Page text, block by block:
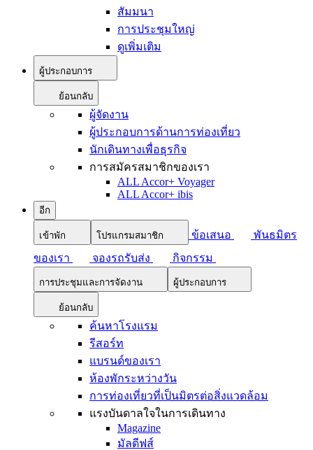
สัมมนา
การประชุมใหญ่
ดูเพิ่มเติม
ผู้ประกอบการ
ย้อนกลับ
ผู้จัดงาน
ผู้ประกอบการด้านการท่องเที่ยว
นักเดินทางเพื่อธุรกิจ
การสมัครสมาชิกของเรา
ALL Accor+ Voyager
ALL Accor+ ibis
อีก
เข้าพัก โปรแกรมสมาชิก ข้อเสนอ
พันธมิตร
ของเรา
จองรถรับส่ง กิจกรรม
การประชุมและการจัดงาน ผู้ประกอบการ
ย้อนกลับ
ค้นหาโรงแรม
รีสอร์ท
แบรนด์ของเรา
ห้องพักระหว่างวัน
การท่องเที่ยวที่เป็นมิตรต่อสิ่งแวดล้อม
แรงบันดาลใจในการเดินทาง
Magazine
มัลดีฟส์